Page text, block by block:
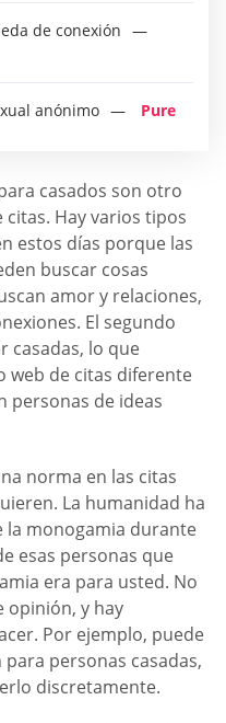
de conexión
anónimo Pure
casados son otro
Hay varios tipos
estos días porque las
buscar cosas
amor y relaciones,
El segundo
casadas, lo que
web de citas diferente
personas de ideas
norma en las citas
La humanidad ha
la monogamia durante
esas personas que
era para usted. No
opinión, y hay
Por ejemplo, puede
personas casadas,
discretamente.